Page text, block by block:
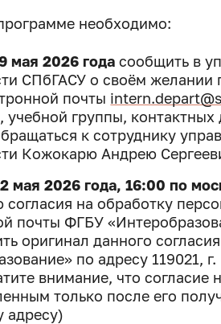
необходимо:
мая 2026 года сообщить в
СПбГАСУ о своём желании
почты
учебной группы,
к сотруднику
Кожокарю Андрею
мая 2026 года, 16:00 по
согласия на обработку
почты ФГБУ
оригинал данного
по адресу 119021,
внимание, что согласие
только после его
адресу)